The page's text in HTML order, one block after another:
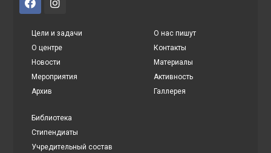
Цели и задачи
О центре
Новости
Мероприятия
Архив
О нас пишут
Контакты
Материалы
Активность
Галлерея
Библиотека
Стипендиаты
Учредительный состав